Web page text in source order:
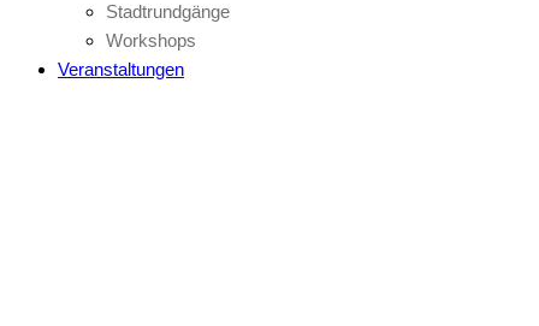
Stadtrundgänge
Workshops
Veranstaltungen